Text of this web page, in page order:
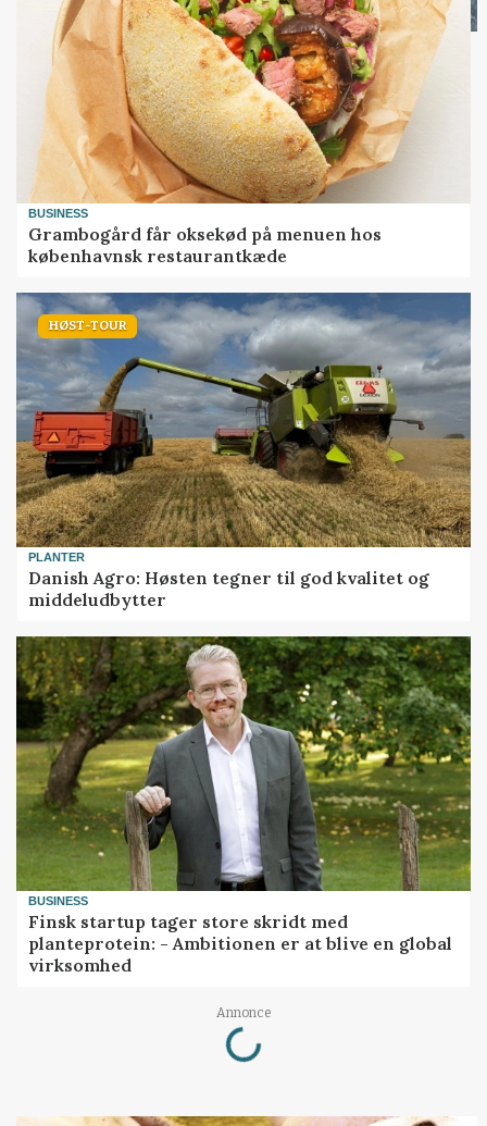
BUSINESS
Grambogård får oksekød på menuen hos
københavnsk restaurantkæde
HØST-TOUR
PLANTER
Danish Agro: Høsten tegner til god kvalitet og
middeludbytter
BUSINESS
Finsk startup tager store skridt med
planteprotein: - Ambitionen er at blive en global
virksomhed
Annonce
Loading...